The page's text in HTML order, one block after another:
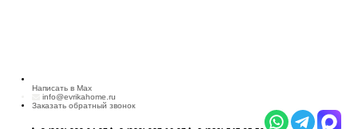
Написать в Max
info@evrikahome.ru
Заказать обратный звонок